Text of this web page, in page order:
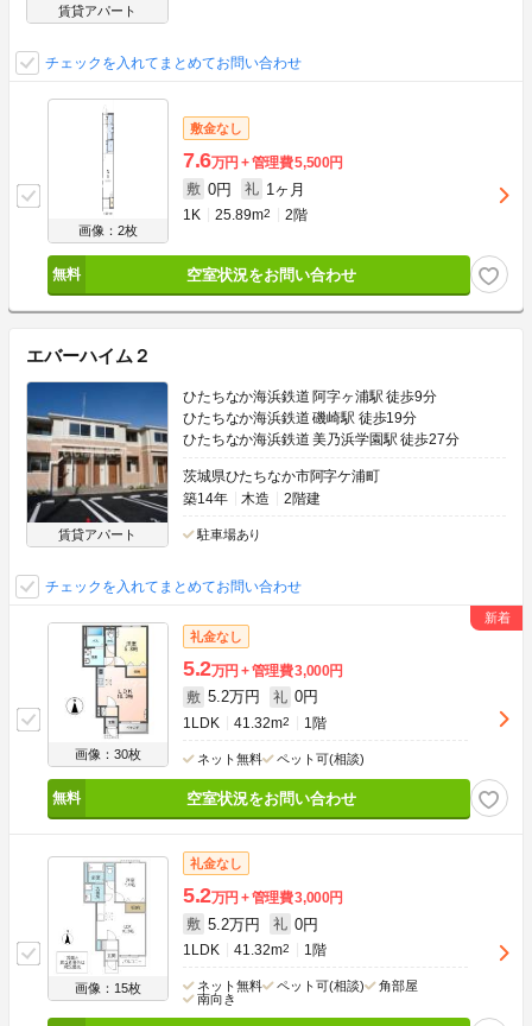
賃貸アパート
チェックを入れてまとめてお問い合わせ
画像：2枚
敷金なし
7.6万円 管理費5,500円
敷 0円 礼 1ヶ月
1K 25.89m2 2階
空室状況をお問い合わせ
エバーハイム２
賃貸アパート
ひたちなか海浜鉄道 阿字ヶ浦駅 徒歩9分
ひたちなか海浜鉄道 磯崎駅 徒歩19分
ひたちなか海浜鉄道 美乃浜学園駅 徒歩27分
茨城県ひたちなか市阿字ケ浦町
築14年
木造 2階建
駐車場あり
チェックを入れてまとめてお問い合わせ
画像：30枚
礼金なし
5.2万円 管理費3,000円
敷 5.2万円 礼 0円
1LDK 41.32m2 1階
ネット無料 ペット可(相談)
空室状況をお問い合わせ
画像：15枚
礼金なし
5.2万円 管理費3,000円
敷 5.2万円 礼 0円
1LDK 41.32m2 1階
ネット無料 ペット可(相談)
角部屋
南向き